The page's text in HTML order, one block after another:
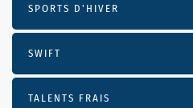
SPORTS D'HIVER
SWIFT
TALENTS FRAIS